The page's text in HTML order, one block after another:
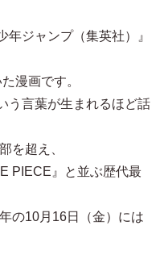
年ジャンプ（集英社）』
漫画です。
う言葉が生まれるほど話
を超え、
PIECE』と並ぶ歴代最
の10月16日（金）には